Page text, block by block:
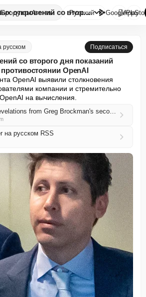
ПродуктыАгенты 6 главных откровений со второг...
Русский GooglePlay

русском Подписаться
со второго дня показаний
OpenAI
OpenAI выявили столкновения
компании и стремительно
на вычисления.
The 6 biggest revelations from Greg Brockman's second day of testimony in the OpenAI showdown
на русском RSS